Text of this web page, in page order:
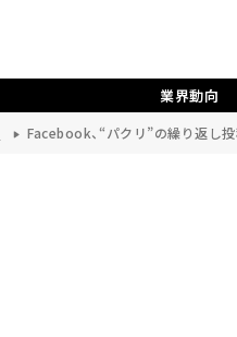
業界動向
Facebook、“パクリ”の繰り返し